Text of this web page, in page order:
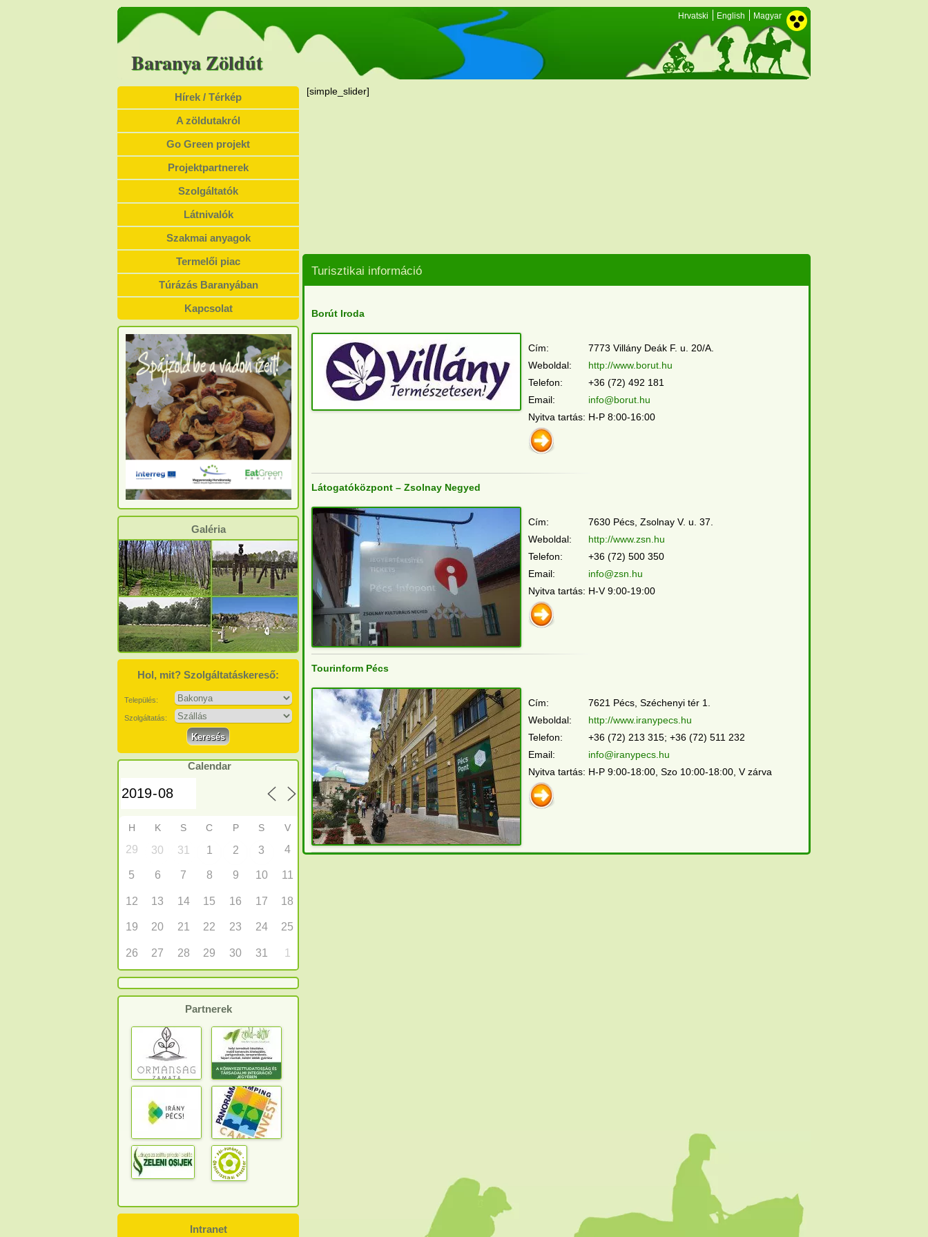
Baranya Zöldút
Hrvatski English Magyar
[simple_slider]
Hírek / Térkép
A zöldutakról
Go Green projekt
Projektpartnerek
Szolgáltatók
Látnivalók
Szakmai anyagok
Termelői piac
Túrázás Baranyában
Kapcsolat
Galéria
Hol, mit? Szolgáltatáskereső:
Település:
Szolgáltatás:
Calendar
H K S C P S V
29 30 31 1 2 3 4
5 6 7 8 9 10 11
12 13 14 15 16 17 18
19 20 21 22 23 24 25
26 27 28 29 30 31 1
Partnerek
Intranet
Turisztikai információ
Borút Iroda
Cím:
7773 Villány Deák F. u. 20/A.
Weboldal:
http://www.borut.hu
Telefon:
+36 (72) 492 181
Email:
info@borut.hu
Nyitva tartás: H-P 8:00-16:00
Látogatóközpont – Zsolnay Negyed
Cím:
7630 Pécs, Zsolnay V. u. 37.
Weboldal:
http://www.zsn.hu
Telefon:
+36 (72) 500 350
Email:
info@zsn.hu
Nyitva tartás: H-V 9:00-19:00
Tourinform Pécs
Cím:
7621 Pécs, Széchenyi tér 1.
Weboldal:
http://www.iranypecs.hu
Telefon:
+36 (72) 213 315; +36 (72) 511 232
Email:
info@iranypecs.hu
Nyitva tartás: H-P 9:00-18:00, Szo 10:00-18:00, V zárva